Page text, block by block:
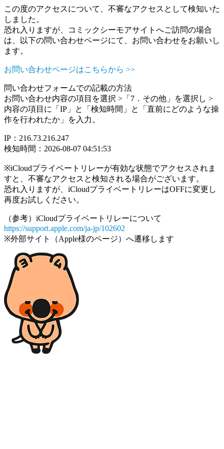
この度のアクセスについて、不審なアクセスとして検知いた
しました。
恐れ入りますが、コミックシーモアサイトへご訪問の場合
は、以下の問い合わせページにて、お問い合わせをお願いし
ます。
お問い合わせページはこちらから >>
問い合わせフォームでの記載の方法
お問い合わせ内容の項目を選択 >「7．その他」を選択し >
内容の項目に「IP」と「検知時間」と「直前にどのような操
作を行われたか」を入力。
IP：216.73.216.247
検知時間：2026-08-07 04:51:53
※iCloudプライベートリレーが有効な状態でアクセスされま
すと、不審なアクセスと検知される場合がございます。
恐れ入りますが、iCloudプライベートリレーはOFFに変更し
再度お試しください。
（参考）iCloudプライベートリレーについて
https://support.apple.com/ja-jp/102602
※外部サイト（Apple様のページ）へ遷移します